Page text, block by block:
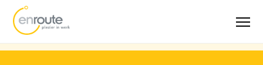
5,0
(73 reviews)
dan 25 jaar